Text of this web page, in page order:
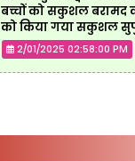
बच्चों को सकुशल बरामद
को किया गया सकुशल
2/01/2025 02:58:00 PM